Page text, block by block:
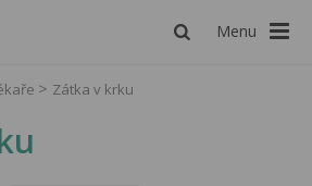
Menu
Zátka v krku